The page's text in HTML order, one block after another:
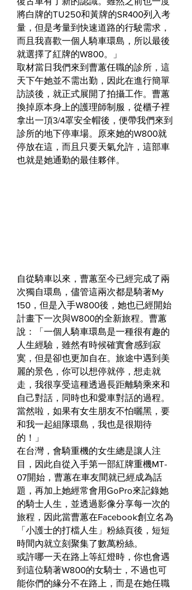
將白牌的TU250和黃牌的SR400列入考
量，但是考量到快速道路的行駛需求，
而且我喜歡一個人騎車環島，所以最後
就選擇了紅牌的W800。」
取材當日我們來到曹蕙任職的診所，這
天下午她並不需出勤，因此在進行簡單
訪談後，就正式展開了拍攝工作。曹蕙
換掉原本身上的護理師制服，從櫃子裡
拿出一頂3/4罩安全帽後，便帶我們來到
診所的地下停車場。原來她的W800就
停放在這，而且只要天氣允許，這部車
也就是她通勤的最佳夥伴。
自從騎車以來，曹蕙至今已經完成了兩
次獨自環島，儘管這兩次都是騎著My
150，但是入手W800後，她也已經開始
計畫下一次與W800的全新旅程。曹蕙
說：「一個人騎車環島是一種很有趣的
人生經驗，雖然有時候確實會感到寂
寞，但是卻也更加自在。旅途中遇到美
麗的景色，你可以想停就停，想走就
走，我很享受這種透過長距離騎乘來和
自己對話，同時也和愛車對話的過程。
當然啦，如果有女生朋友不怕曬黑，要
和我一起組隊環島，我也是很期待
的！」
在台灣，會騎重機的女生總是讓人注
目，因此自從入手第一部紅牌重機MT-
07開始，曹蕙在車友間就已經成為話
題，再加上她經常會用GoPro來記錄她
的騎士人生，並透過影像分享每一次的
旅程，因此當曹蕙在Facebook創立名為
「小護士的打檔人生」粉絲頁後，短短
時間內就立刻聚集了數萬粉絲。
或許哪一天在路上等紅燈時，你也會遇
到這位騎著W800的女騎士，不過也可
能你們的緣分不在路上，而是在她任職